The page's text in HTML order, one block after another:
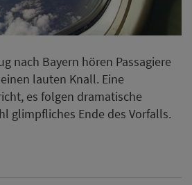
nach Bayern hören Passagiere
lauten Knall. Eine
es folgen dramatische
glimpfliches Ende des Vorfalls.